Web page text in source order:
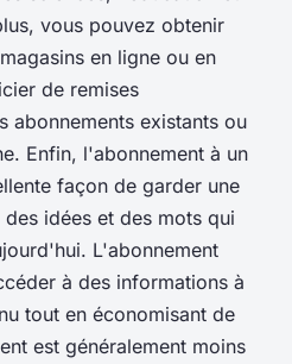
vous pouvez obtenir
en ligne ou en
de remises
abonnements existants ou
Enfin, l'abonnement à un
façon de garder une
idées et des mots qui
L'abonnement
à des informations à
tout en économisant de
est généralement moins